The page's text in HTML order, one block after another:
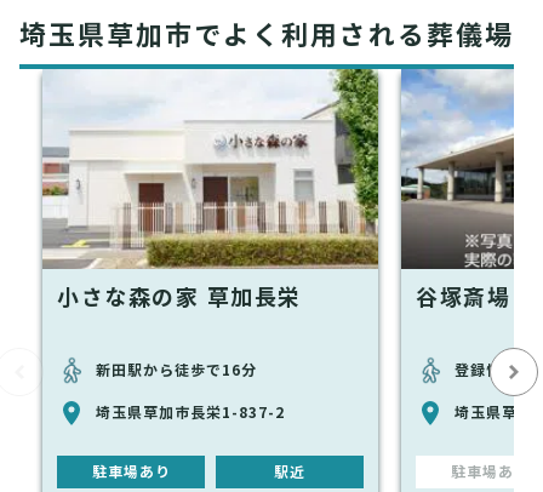
埼玉県草加市でよく利用される葬儀場
小さな森の家 草加長栄
新田駅から徒歩で16分
埼玉県草加市長栄1-837-2
駐車場あり 駅近
谷塚斎場
登録情報な
埼玉県草加
駐車場あり